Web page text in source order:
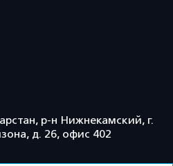
р-н Нижнекамский, г.
д. 26, офис 402